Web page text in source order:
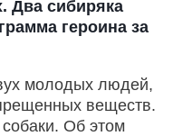
Два сибиряка
героина за
молодых людей,
веществ.
Об этом